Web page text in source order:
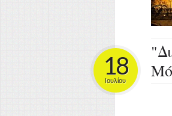
18
Ιουλίου